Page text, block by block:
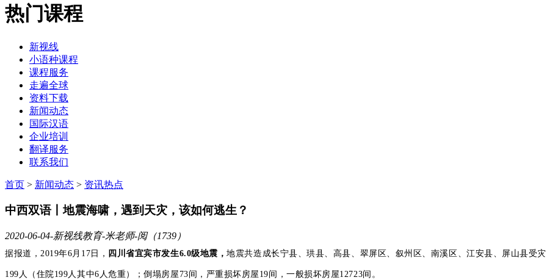
热门课程
新视线
小语种课程
课程服务
走遍全球
资料下载
新闻动态
国际汉语
企业培训
翻译服务
联系我们
首页 > 新闻动态 > 资讯热点
中西双语丨地震海啸，遇到天灾，该如何逃生？
2020-06-04-新视线教育-米老师-阅（1739）
据报道，2019年6月17日， 四川省宜宾市发生6.0级地震 ，地震共造成长宁县、珙县、高县、翠屏区、叙州区、南溪区、江安县、屏山县受灾
199人（住院199人其中6人危重）；倒塌房屋73间，严重损坏房屋19间，一般损坏房屋12723间。